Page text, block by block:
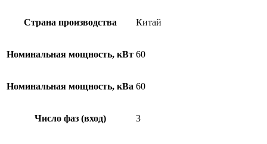
Страна производства Китай
Номинальная мощность, кВт 60
Номинальная мощность, кВа 60
Число фаз (вход) 3